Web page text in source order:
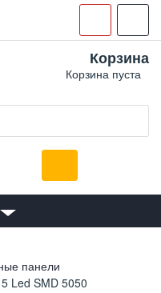
Корзина
Корзина пуста
панели
Led SMD 5050